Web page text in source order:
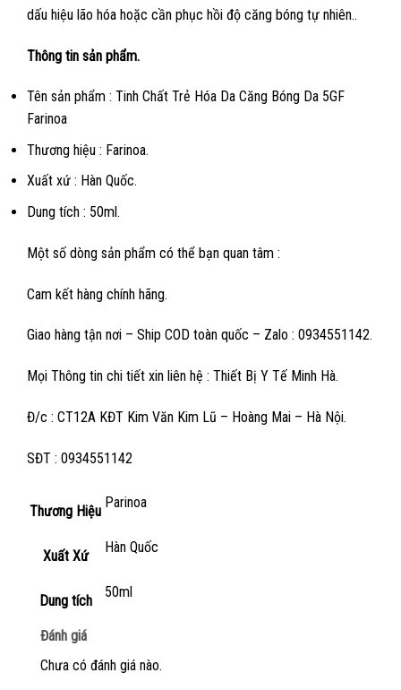
dấu hiệu lão hóa hoặc cần phục hồi độ căng bóng tự nhiên..
Thông tin sản phẩm.
Tên sản phẩm : Tinh Chất Trẻ Hóa Da Căng Bóng Da 5GF
Farinoa
Thương hiệu : Farinoa.
Xuất xứ : Hàn Quốc.
Dung tích : 50ml.
Một số dòng sản phẩm có thể bạn quan tâm :
Cam kết hàng chính hãng.
Giao hàng tận nơi – Ship COD toàn quốc – Zalo : 0934551142.
Mọi Thông tin chi tiết xin liên hệ : Thiết Bị Y Tế Minh Hà.
Đ/c : CT12A KĐT Kim Văn Kim Lũ – Hoàng Mai – Hà Nội.
SĐT : 0934551142
Thương Hiệu
Parinoa
Xuất Xứ
Hàn Quốc
Dung tích
50ml
Đánh giá
Chưa có đánh giá nào.